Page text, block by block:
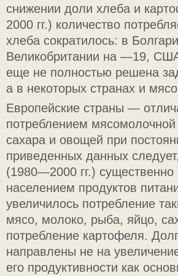
снижении доли хлеба и
2000 гг.) количество
хлеба сократилось: в
Великобритании на —19,
еще не полностью решена
а в некоторых странах и
Европейские страны —
потреблением
сахара и овощей при
приведенных данных
(1980—2000 гг.) существенно
населением продуктов
увеличилось потребление
мясо, молоко, рыба, яйцо,
потребление картофеля.
направлены не на
его продуктивности как